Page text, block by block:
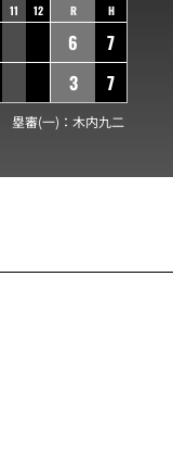
11 12 R H
6
7
3
7
塁審(一)： 木内九二